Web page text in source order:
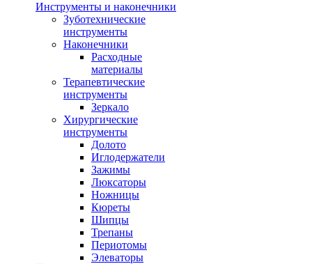
Инструменты и наконечники
Зуботехнические
инструменты
Наконечники
Расходные
материалы
Терапевтические
инструменты
Зеркало
Хирургические
инструменты
Долото
Иглодержатели
Зажимы
Люксаторы
Ножницы
Кюреты
Шипцы
Трепаны
Периотомы
Элеваторы